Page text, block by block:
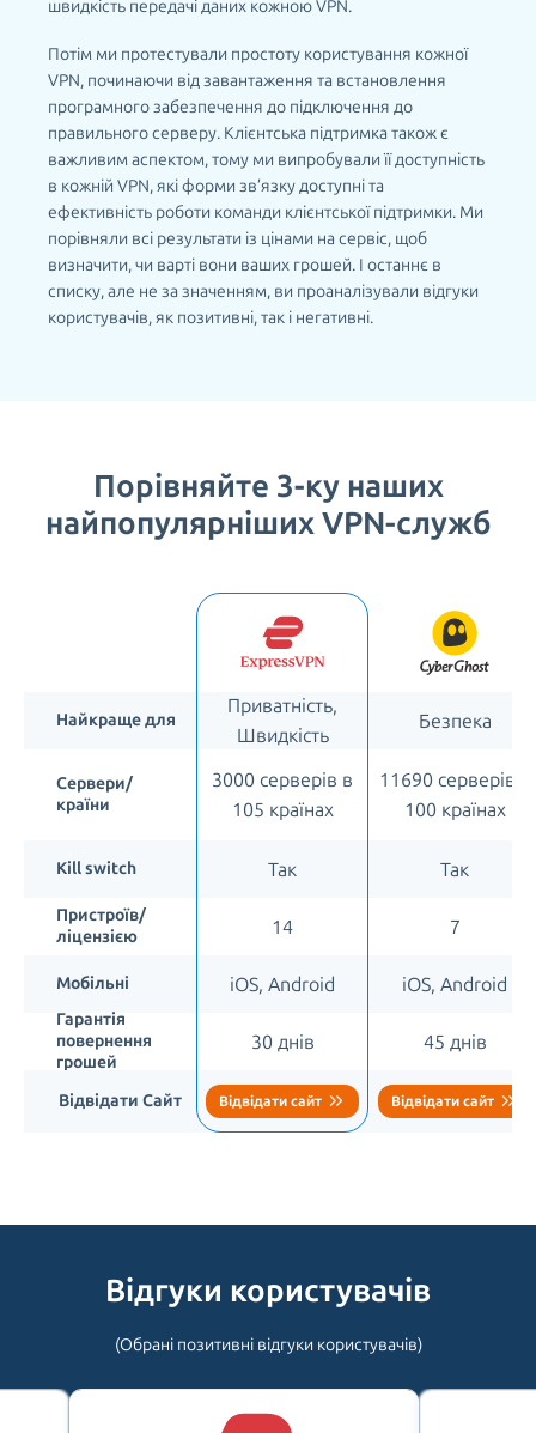
швидкість передачі даних кожною VPN.
Потім ми протестували простоту користування кожної
VPN, починаючи від завантаження та встановлення
програмного забезпечення до підключення до
правильного серверу. Клієнтська підтримка також є
важливим аспектом, тому ми випробували її доступність
в кожній VPN, які форми зв’язку доступні та
ефективність роботи команди клієнтської підтримки. Ми
порівняли всі результати із цінами на сервіс, щоб
визначити, чи варті вони ваших грошей. І останнє в
списку, але не за значенням, ви проаналізували відгуки
користувачів, як позитивні, так і негативні.
Порівняйте 3-ку наших
найпопулярніших VPN-служб
Найкраще для
Сервери/
країни
Kill switch
Пристроїв/
ліцензією
Мобільні
Гарантія
повернення
грошей
Відвідати Сайт
Приватність,
Швидкість
3000 серверів в
105 країнах
Так
14
iOS, Android
30 днів
Відвідати сайт
Безпека
11690 серверів в
100 країнах
Так
7
iOS, Android
45 днів
Відвідати сайт
Відгуки користувачів
(Обрані позитивні відгуки користувачів)